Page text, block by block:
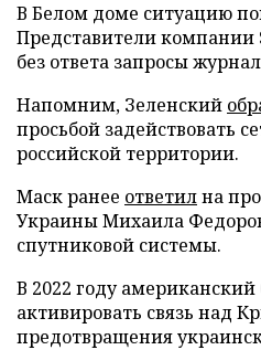
В Белом доме ситуацию
Представители компании
без ответа запросы
Напомним, Зеленский
просьбой задействовать
российской территории.
Маск ранее ответилна
Украины Михаила
спутниковой системы.
В 2022 году
активировать связь над
предотвращения